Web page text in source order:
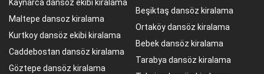
Kaynarca dansoz ekibi kiralama
Maltepe dansoz kiralama
Kurtkoy dansöz ekibi kiralama
Caddebostan dansöz kiralama
Göztepe dansöz kiralama
Beşiktaş dansöz kiralama
Ortaköy dansöz kiralama
Bebek dansöz kiralama
Tarabya dansöz kiralama